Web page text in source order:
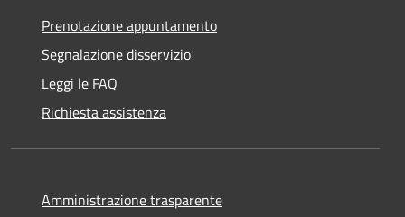
Prenotazione appuntamento
Segnalazione disservizio
Leggi le FAQ
Richiesta assistenza
Amministrazione trasparente